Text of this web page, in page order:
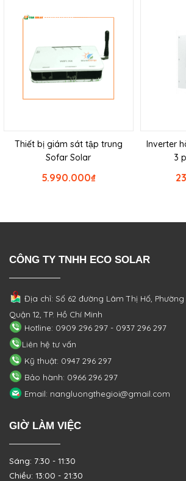
Thiết bị giám sát tập trung
Sofar Solar
₫
5.990.000
Inverter
3
CÔNG TY TNHH ECO SOLAR
Địa chỉ: Số 62 đường Lâm Thị Hố, Phường
Quận 12, TP. Hồ Chí Minh
Hotline: 0909 296 297 - 0937 296 297
Liên hệ tư vấn
Kỹ thuật: 0947 296 297
Bảo hành: 0966 296 297
Email: nangluongthegioi@gmail.com
GIỜ LÀM VIỆC
Sáng: 7:30 - 11:30
Chiều: 13:00 - 21:30